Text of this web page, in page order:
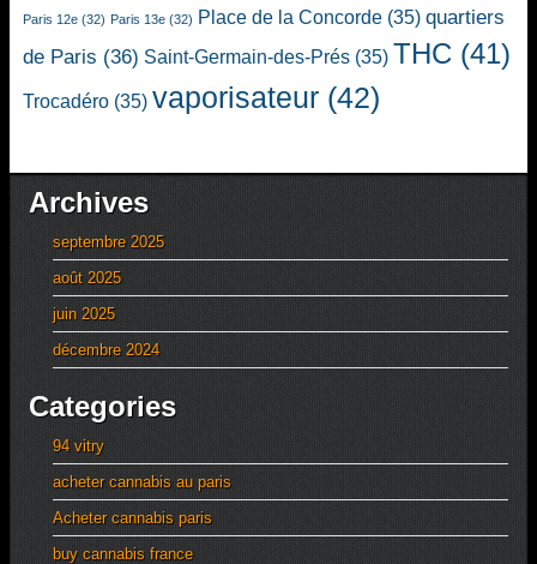
Paris 12e (32) Paris 13e (32) Place de la Concorde (35) quartiers
de Paris (36) Saint-Germain-des-Prés (35) THC (41)
Trocadéro (35) vaporisateur (42)
Archives
septembre 2025
août 2025
juin 2025
décembre 2024
Categories
94 vitry
acheter cannabis au paris
Acheter cannabis paris
buy cannabis france